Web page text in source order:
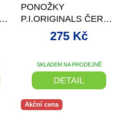
PONOŽKY
P.I.ORIGINALS ČERNÉ
SKLADEM NA PRODEJNĚ
275 Kč
DETAIL
Akční cena